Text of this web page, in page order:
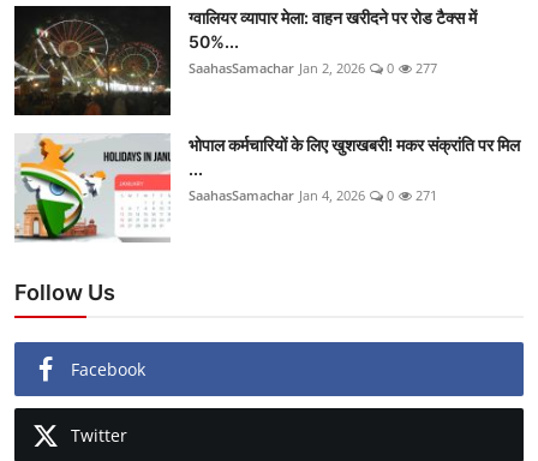
ग्वालियर व्यापार मेला: वाहन खरीदने पर रोड टैक्स में
50%...
SaahasSamachar Jan 2, 2026 0 277
भोपाल कर्मचारियों के लिए खुशखबरी! मकर संक्रांति पर मिल
...
SaahasSamachar Jan 4, 2026 0 271
Follow Us
Facebook
Twitter